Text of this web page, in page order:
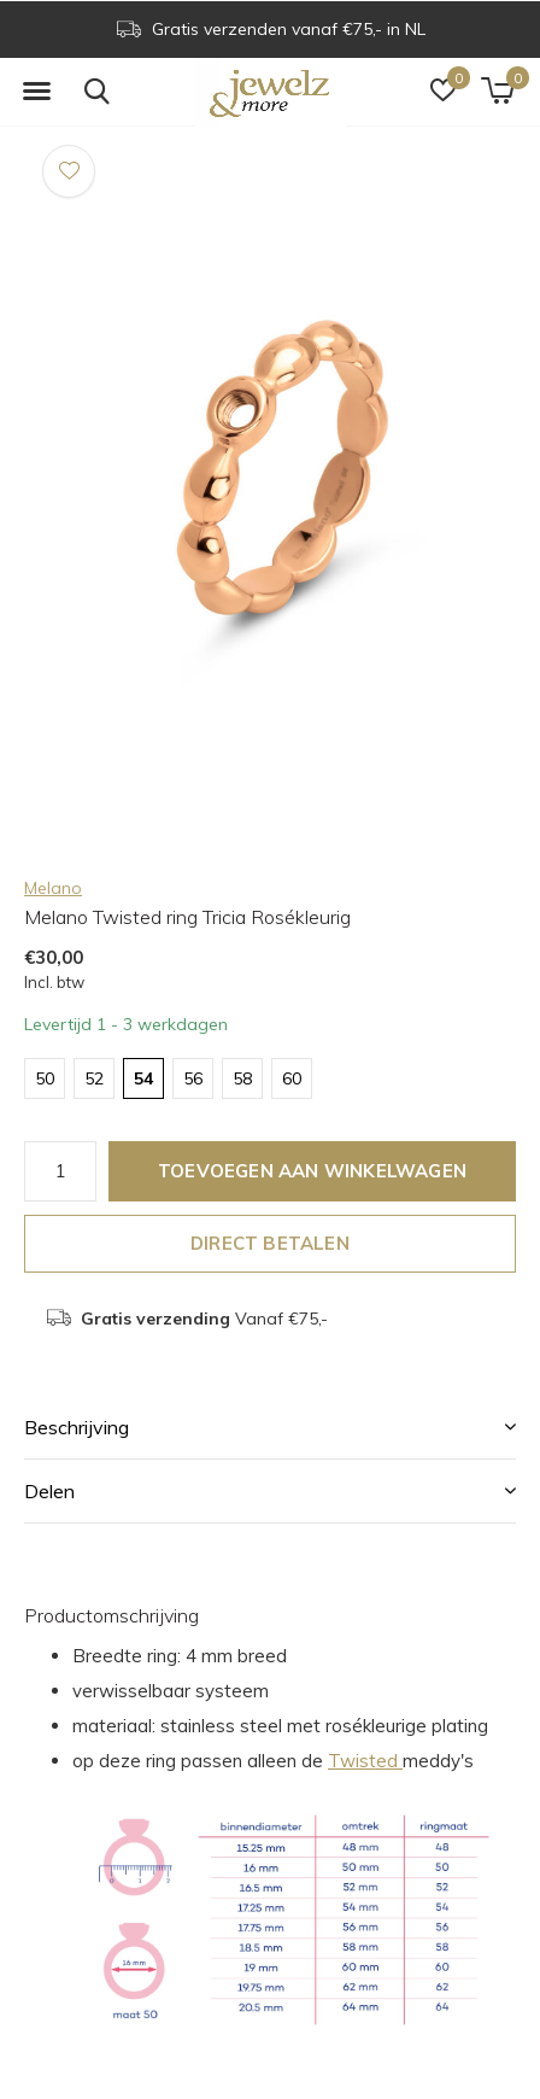
0 0
Gratis verzenden vanaf €75,- in NL
Melano
Melano Twisted ring Tricia Rosékleurig
€30,00
Incl. btw
Levertijd 1 - 3 werkdagen
50 52 54 56 58 60
TOEVOEGEN AAN WINKELWAGEN
DIRECT BETALEN
Gratis verzending Vanaf €75,-
Beschrijving
Delen
Productomschrijving
Breedte ring: 4 mm breed
verwisselbaar systeem
materiaal: stainless steel met rosékleurige plating
op deze ring passen alleen de Twisted meddy's